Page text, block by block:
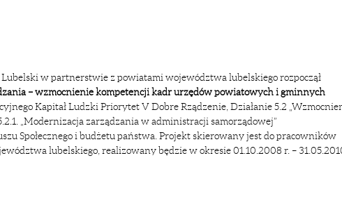
w partnerstwie z powiatami województwa lubelskiego rozpoczął
– wzmocnienie kompetencji kadr urzędów powiatowych i gminnych
Kapitał Ludzki Priorytet V Dobre Rządzenie, Działanie 5.2
„Modernizacja zarządzania w administracji samorządowej”
Społecznego i budżetu państwa. Projekt skierowany jest do pracowników
lubelskiego, realizowany będzie w okresie 01.10.2008 r. –